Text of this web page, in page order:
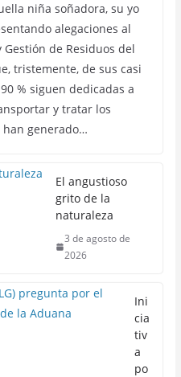
niña soñadora, su yo
alegaciones al
de Residuos del
tristemente, de sus casi
% siguen dedicadas a
y tratar los
han generado…
El angustioso
grito de la
naturaleza
3 de agosto de
2026
Ini
cia
tiv
a
po